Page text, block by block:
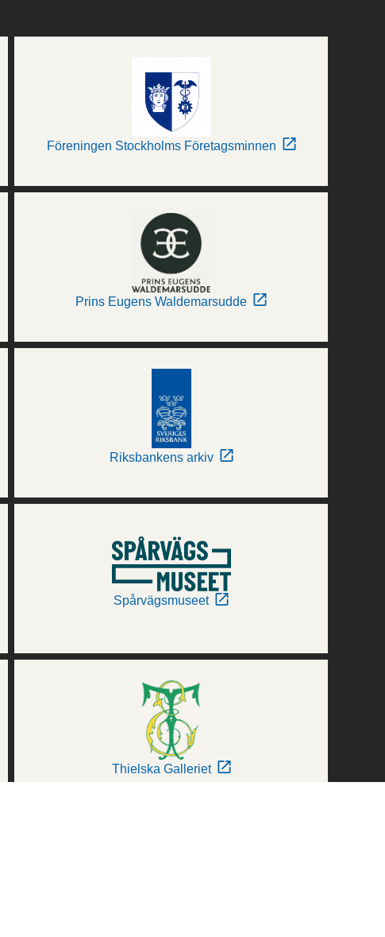
Föreningen Stockholms Företagsminnen
Prins Eugens Waldemarsudde
Riksbankens arkiv
Spårvägsmuseet
Thielska Galleriet